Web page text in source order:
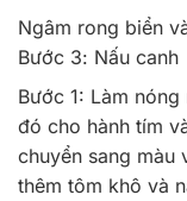
Ngâm rong biển
Bước 3: Nấu canh
Bước 1: Làm
đó cho hành tím
chuyển sang màu
thêm tôm khô và